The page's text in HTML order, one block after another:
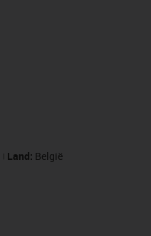
Land: België